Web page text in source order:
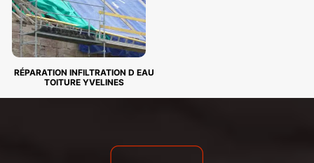
RÉPARATION INFILTRATION D EAU
TOITURE YVELINES